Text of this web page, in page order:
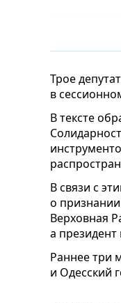
Трое
в
В тексте
В связи с
о
Верховная
а
Раннее три
и Одесский